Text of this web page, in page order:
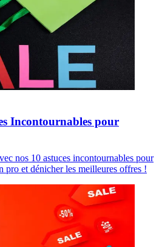
Incontournables pour
nos 10 astuces incontournables pour
pro et dénicher les meilleures offres !